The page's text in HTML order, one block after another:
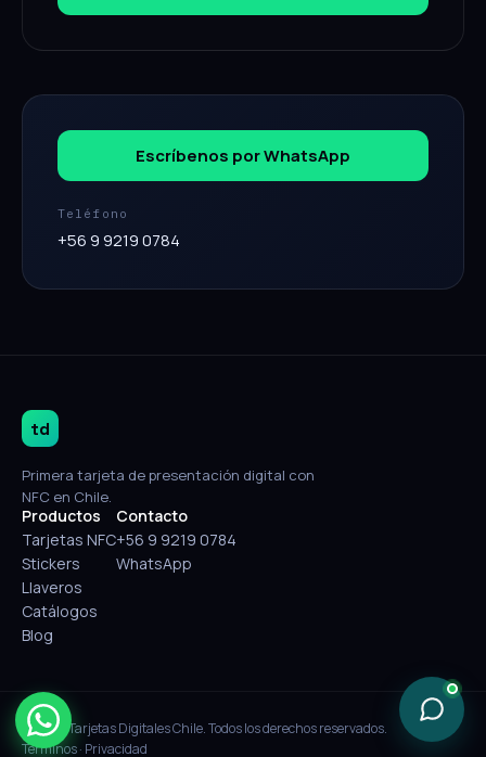
Escríbenos por WhatsApp
Teléfono
+56 9 9219 0784
td
Primera tarjeta de presentación digital con
NFC en Chile.
Productos
Tarjetas NFC
Stickers
Llaveros
Catálogos
Blog
Contacto
+56 9 9219 0784
WhatsApp
© 2026 Tarjetas Digitales Chile. Todos los derechos reservados.
Términos· Privacidad